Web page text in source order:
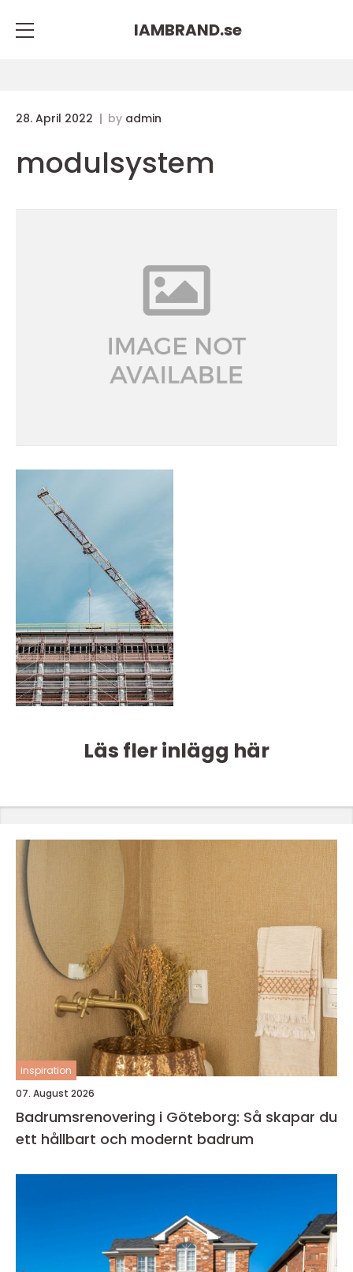
IAMBRAND.se
28. April 2022 by admin
modulsystem
Läs fler inlägg här
inspiration
07. August 2026
Badrumsrenovering i Göteborg: Så skapar du
ett hållbart och modernt badrum